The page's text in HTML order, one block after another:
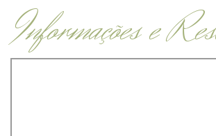
Informações e